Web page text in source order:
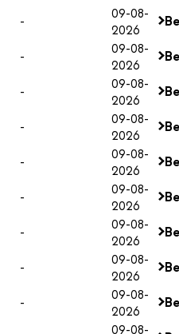
-
09-08-
2026
-
09-08-
2026
-
09-08-
2026
-
09-08-
2026
-
09-08-
2026
-
09-08-
2026
-
09-08-
2026
-
09-08-
2026
-
09-08-
2026
09-08-